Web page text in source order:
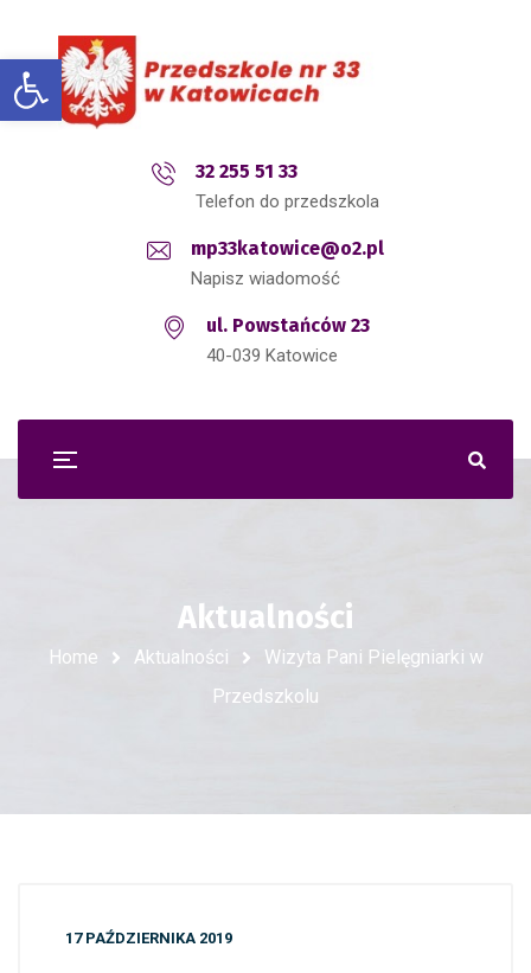
Open toolbar
32 255 51 33
Telefon do przedszkola
mp33katowice@o2.pl
Napisz wiadomość
ul. Powstańców 23
40-039 Katowice
Aktualności
Home Aktualności
Wizyta Pani Pielęgniarki w
Przedszkolu
17 PAŹDZIERNIKA 2019